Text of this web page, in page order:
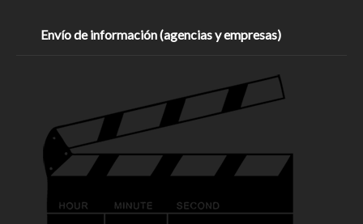
Envío de información (agencias y empresas)